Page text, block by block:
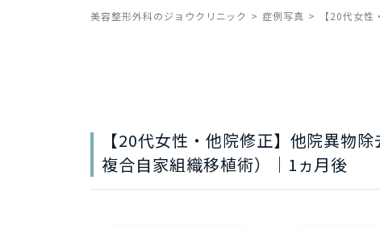
美容整形外科のジョウクリニック 症例写真 【20代女
【20代女性・他院修正】他院異物
複合自家組織移植術）｜1ヵ月後